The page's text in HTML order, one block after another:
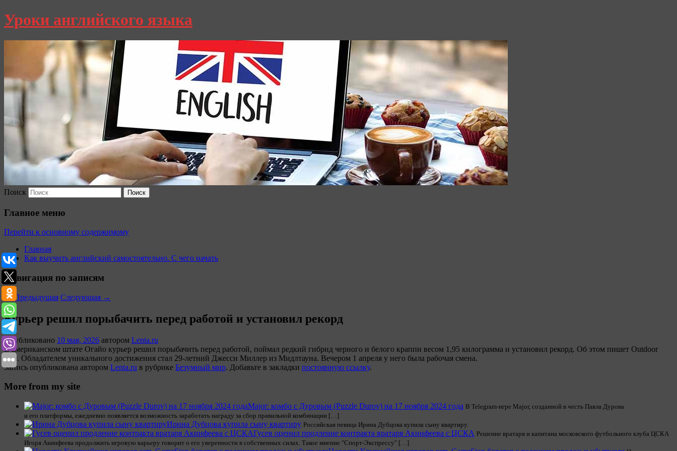
Уроки английского языка
Поиск
Главное меню
Перейти к основному содержимому
Главная
Как выучить английский самостоятельно. С чего начать
Навигация по записям
←Предыдущая Следующая →
Курьер решил порыбачить перед работой и установил рекорд
Опубликовано 10 мая, 2026 автором Lenta.ru
В американском штате Огайо курьер решил порыбачить перед работой, поймал редкий гибрид черного и белого краппи весом 1,95 килограмма и установил рекорд. Об этом пишет Outdoor
Life. Обладателем уникального достижения стал 29-летний Джесси Миллер из Мидлтауна. Вечером 1 апреля у него была рабочая смена.
Запись опубликована автором Lenta.ru в рубрике Безумный мир. Добавьте в закладки постоянную ссылку.
More from my site
Major: комбо с Дуровым (Puzzle Durov) на 17 ноября 2024 года В Telegram-игре Major, созданной в честь Павла Дурова
и его платформы, ежедневно появляется возможность заработать награду за сбор правильной комбинации […]
Ирина Дубцова купила сыну квартиру Российская певица Ирина Дубцова купила сыну квартиру.
Гусев оценил продление контракта вратаря Акинфеева с ЦСКА Решение вратаря и капитана московского футбольного клуба ЦСКА
Игоря Акинфеева продолжить игровую карьеру говорит о его уверенности в собственных силах. Такое мнение "Спорт-Экспрессу" […]